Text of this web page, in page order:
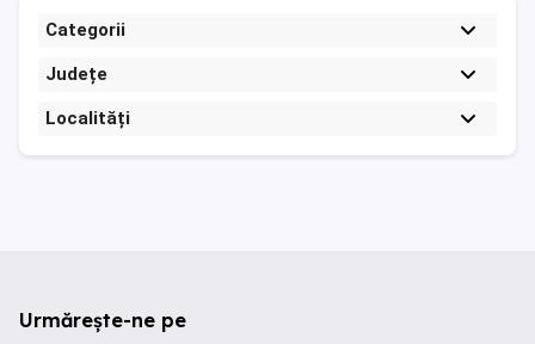
Categorii
Județe
Localități
Urmărește-ne pe